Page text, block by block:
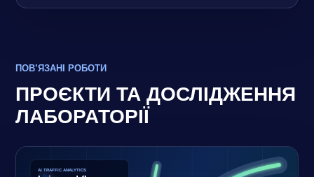
ПОВ’ЯЗАНІ РОБОТИ
ПРОЄКТИ ТА ДОСЛІДЖЕННЯ
ЛАБОРАТОРІЇ